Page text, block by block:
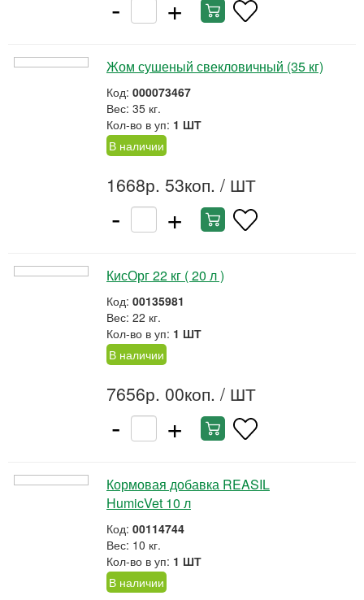
Жом сушеный свекловичный (35 кг)
Код: 000073467
Вес: 35 кг.
Кол-во в уп: 1 ШТ
В наличии
1668р. 53коп. / ШТ
- +
КисОрг 22 кг ( 20 л )
Код: 00135981
Вес: 22 кг.
Кол-во в уп: 1 ШТ
В наличии
7656р. 00коп. / ШТ
- +
Кормовая добавка REASIL
HumicVet 10 л
Код: 00114744
Вес: 10 кг.
Кол-во в уп: 1 ШТ
В наличии